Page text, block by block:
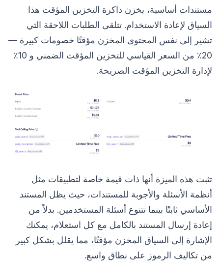
مستندات أساسية، يخزن ذاكرة التخزين المؤقت هذا
السياق لإعادة الاستخدام. تتلقى الطلبات اللاحقة التي
تشير إلى نفس المحتوى المخزن مؤقتًا خصومات كبيرة —
20٪ من السعر القياسي للتخزين المؤقت الضمني و 10٪
لإدارة التخزين المؤقت الصريحة.
تثبت هذه الميزة أنها ذات قيمة خاصة لتطبيقات مثل
أنظمة الأسئلة والأجوبة للمستندات، حيث يظل المستند
الأساسي ثابتًا بينما تتنوع أسئلة المستخدمين. بدلاً من
إعادة إرسال المستند بالكامل مع كل استعلام، يمكنك
الإشارة إلى السياق المخزن مؤقتًا، مما يقلل بشكل كبير
من تكاليف الرموز على نطاق واسع.